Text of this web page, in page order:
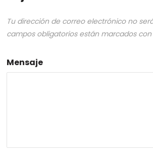
Tu dirección de correo electrónico no
campos obligatorios están marcados con
Mensaje